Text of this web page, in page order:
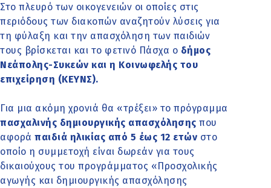
Στο πλευρό των οικογενειών οι οποίες στις
περιόδους των διακοπών αναζητούν λύσεις για
τη φύλαξη και την απασχόληση των παιδιών
τους βρίσκεται και το φετινό Πάσχα ο δήμος
Νεάπολης-Συκεών και η Κοινωφελής του
επιχείρηση (ΚΕΥΝΣ).
Για μια ακόμη χρονιά θα «τρέξει» το πρόγραμμα
πασχαλινής δημιουργικής απασχόλησης που
αφορά παιδιά ηλικίας από 5 έως 12 ετών στο
οποίο η συμμετοχή είναι δωρεάν για τους
δικαιούχους του προγράμματος «Προσχολικής
αγωγής και δημιουργικής απασχόλησης